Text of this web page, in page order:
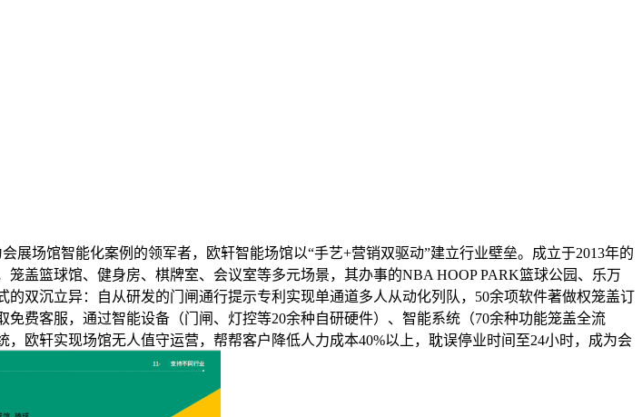
展场馆智能化案例的领军者，欧轩智能场馆以“手艺+营销双驱动”建立行业壁垒。成立于2013年的
盖篮球馆、健身房、棋牌室、会议室等多元场景，其办事的NBA HOOP PARK篮球公园、乐万
双沉立异：自从研发的门闸通行提示专利实现单通道多人从动化列队，50余项软件著做权笼盖订
费客服，通过智能设备（门闸、灯控等20余种自研硬件）、智能系统（70余种功能笼盖全流
欧轩实现场馆无人值守运营，帮帮客户降低人力成本40%以上，耽误停业时间至24小时，成为会